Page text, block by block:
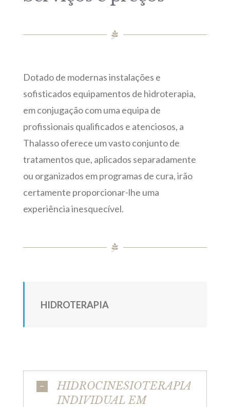
Dotado de modernas instalações e
sofisticados equipamentos de hidroterapia,
em conjugação com uma equipa de
profissionais qualificados e atenciosos, a
Thalasso oferece um vasto conjunto de
tratamentos que, aplicados separadamente
ou organizados em programas de cura, irão
certamente proporcionar-lhe uma
experiência inesquecível.
HIDROTERAPIA
HIDROCINESIOTERAPIA
INDIVIDUAL EM